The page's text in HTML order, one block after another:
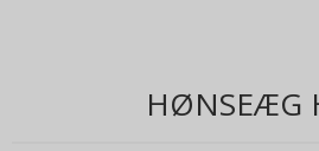
HØNSEÆG